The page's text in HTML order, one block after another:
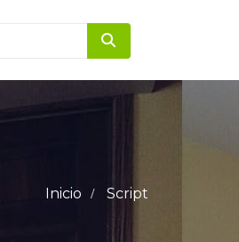
Inicio Script